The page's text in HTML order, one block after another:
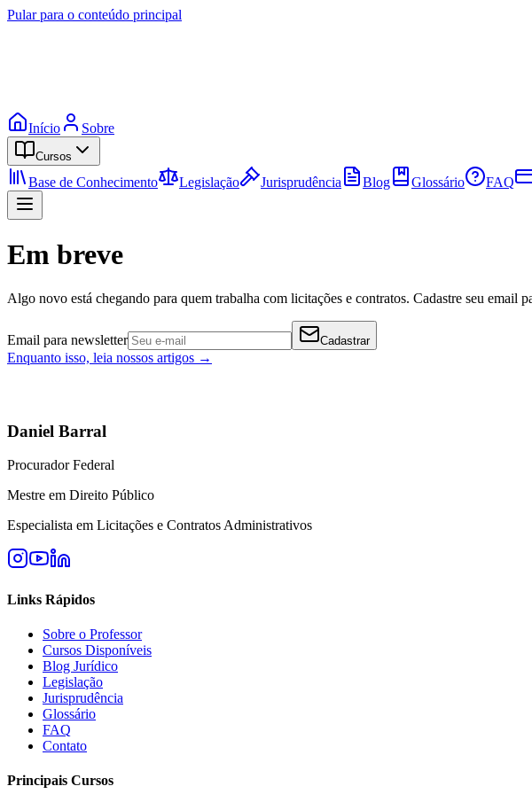
Pular para o conteúdo principal
Início Sobre
Cursos
Base de Conhecimento Legislação Jurisprudência Blog Glossário FAQ
Em breve
Algo novo está chegando para quem trabalha com licitações e contratos. Cadastre seu email
Email para newsletter Cadastrar
Enquanto isso, leia nossos artigos →
Daniel Barral
Procurador Federal
Mestre em Direito Público
Especialista em Licitações e Contratos Administrativos
Links Rápidos
Sobre o Professor
Cursos Disponíveis
Blog Jurídico
Legislação
Jurisprudência
Glossário
FAQ
Contato
Principais Cursos